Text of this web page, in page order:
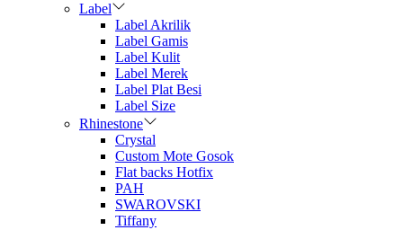
Label
Label Akrilik
Label Gamis
Label Kulit
Label Merek
Label Plat Besi
Label Size
Rhinestone
Crystal
Custom Mote Gosok
Flat backs Hotfix
PAH
SWAROVSKI
Tiffany